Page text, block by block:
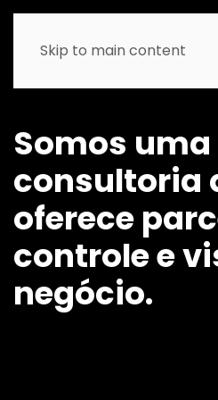
Skip to main content
SAP Business One
Sobre nós
Nossos Serviços
Implantação
Somos uma
consultoria
oferece
controle e
negócio.